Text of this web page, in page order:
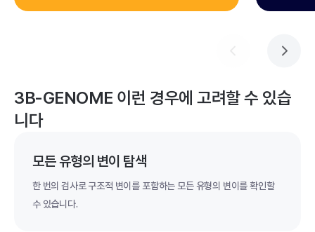
3B-GENOME 이런 경우에 고려할 수 있습
니다
모든 유형의 변이 탐색
한 번의 검사로 구조적 변이를 포함하는 모든 유형의 변이를 확인할
수 있습니다.